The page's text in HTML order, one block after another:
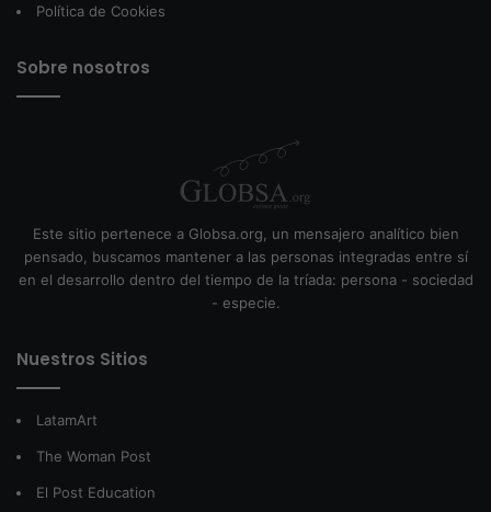
Política de Cookies
Sobre nosotros
Este sitio pertenece a Globsa.org, un mensajero analítico bien
pensado, buscamos mantener a las personas integradas entre sí
en el desarrollo dentro del tiempo de la tríada: persona - sociedad
- especie.
Nuestros Sitios
LatamArt
The Woman Post
El Post Education